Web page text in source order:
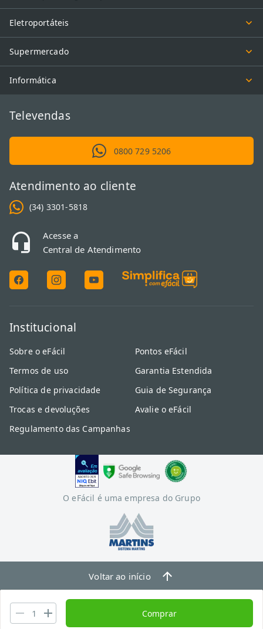
Eletroportáteis
Supermercado
Informática
Televendas
0800 729 5206
Atendimento ao cliente
(34) 3301-5818
Acesse a
Central de Atendimento
Institucional
Sobre o eFácil
Termos de uso
Política de privacidade
Trocas e devoluções
Regulamento das Campanhas
Pontos eFácil
Garantia Estendida
Guia de Segurança
Avalie o eFácil
O eFácil é uma empresa do Grupo
Voltar ao início
Comprar